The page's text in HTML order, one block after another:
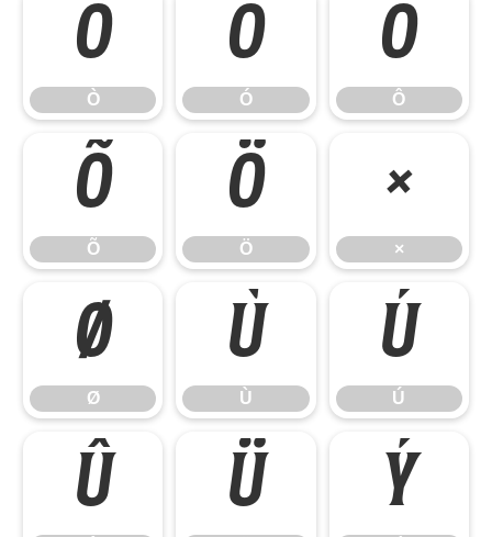
Ò
Ò
Ó
Ó
Ô
Ô
Õ
Õ
Ö
Ö
×
×
Ø
Ø
Ù
Ù
Ú
Ú
Û Ü Ý